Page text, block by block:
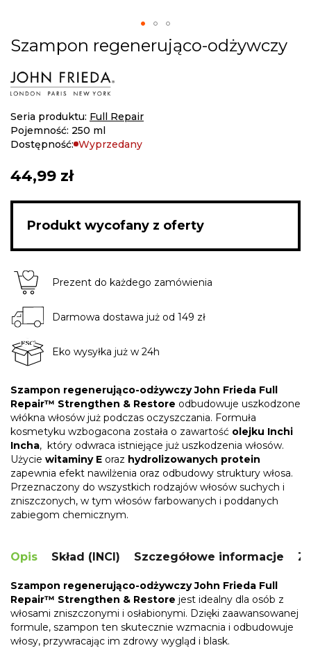
Skip
to
beginning
of
images
gallery
Szampon regenerująco-odżywczy
Seria produktu: Full Repair
Pojemność: 250 ml
Dostępność: Wyprzedany
44,99 zł
Produkt wycofany z oferty
Prezent do każdego zamówienia
Darmowa dostawa już od 149 zł
Eko wysyłka już w 24h
Szampon regenerująco-odżywczy John Frieda Full
Repair™ Strengthen & Restore odbudowuje uszkodzone
włókna włosów już podczas oczyszczania. Formuła
kosmetyku wzbogacona została o zawartość olejku Inchi
Incha, który odwraca istniejące już uszkodzenia włosów.
Użycie witaminy E oraz hydrolizowanych protein
zapewnia efekt nawilżenia oraz odbudowy struktury włosa.
Przeznaczony do wszystkich rodzajów włosów suchych i
zniszczonych, w tym włosów farbowanych i poddanych
zabiegom chemicznym.
Opis Skład (INCI) Szczegółowe informacje
Szampon regenerująco-odżywczy John Frieda Full
Repair™ Strengthen & Restore jest idealny dla osób z
włosami zniszczonymi i osłabionymi. Dzięki zaawansowanej
formule, szampon ten skutecznie wzmacnia i odbudowuje
włosy, przywracając im zdrowy wygląd i blask.